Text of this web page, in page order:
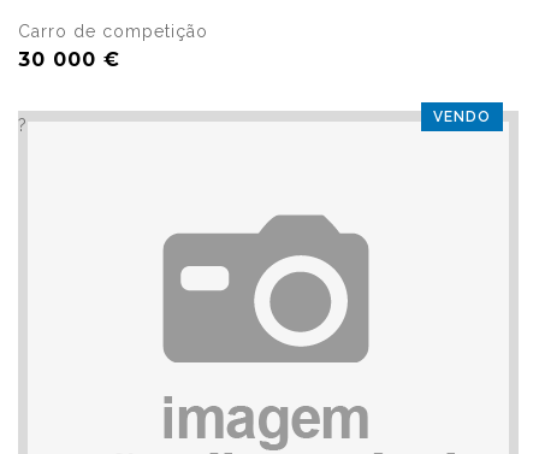
Carro de competição
30 000 €
VENDO
?>